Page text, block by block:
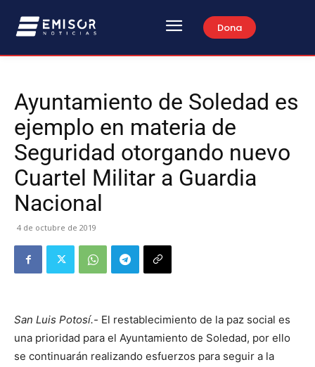
Dona
Ayuntamiento de Soledad es
ejemplo en materia de
Seguridad otorgando nuevo
Cuartel Militar a Guardia
Nacional
4 de octubre de 2019
San Luis Potosí.- El restablecimiento de la paz social es
una prioridad para el Ayuntamiento de Soledad, por ello
se continuarán realizando esfuerzos para seguir a la